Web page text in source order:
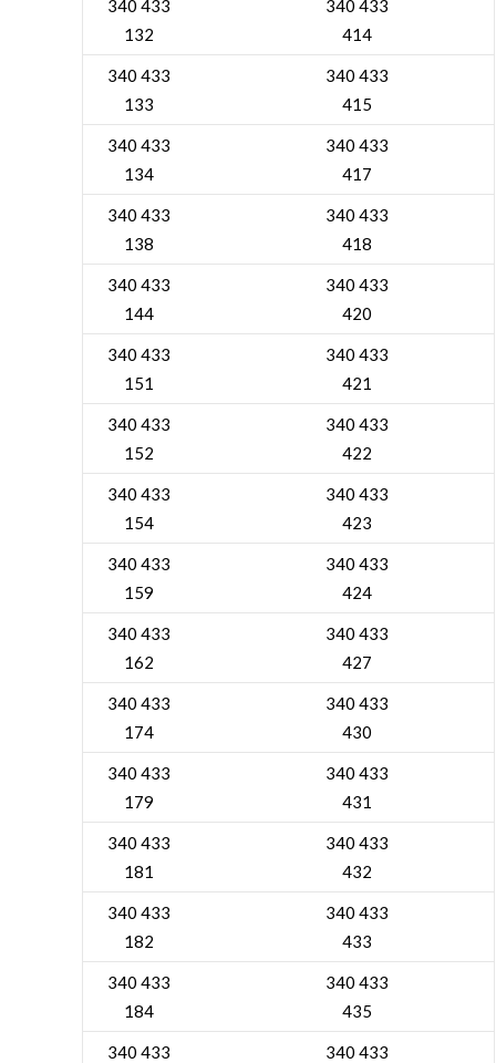
340 433
132
340 433
414
340 433
133
340 433
415
340 433
134
340 433
417
340 433
138
340 433
418
340 433
144
340 433
420
340 433
151
340 433
421
340 433
152
340 433
422
340 433
154
340 433
423
340 433
159
340 433
424
340 433
162
340 433
427
340 433
174
340 433
430
340 433
179
340 433
431
340 433
181
340 433
432
340 433
182
340 433
433
340 433
184
340 433
435
340 433
340 433